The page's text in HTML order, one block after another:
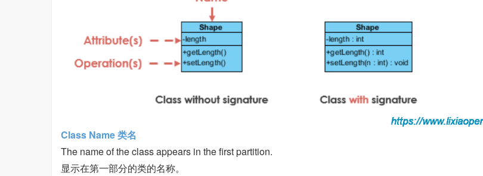
Class Name 类名
The name of the class appears in the first partition.
显示在第一部分的类的名称。